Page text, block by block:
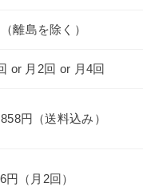
離島を除く）
or 月2回 or 月4回
円（送料込み）
円（月2回）